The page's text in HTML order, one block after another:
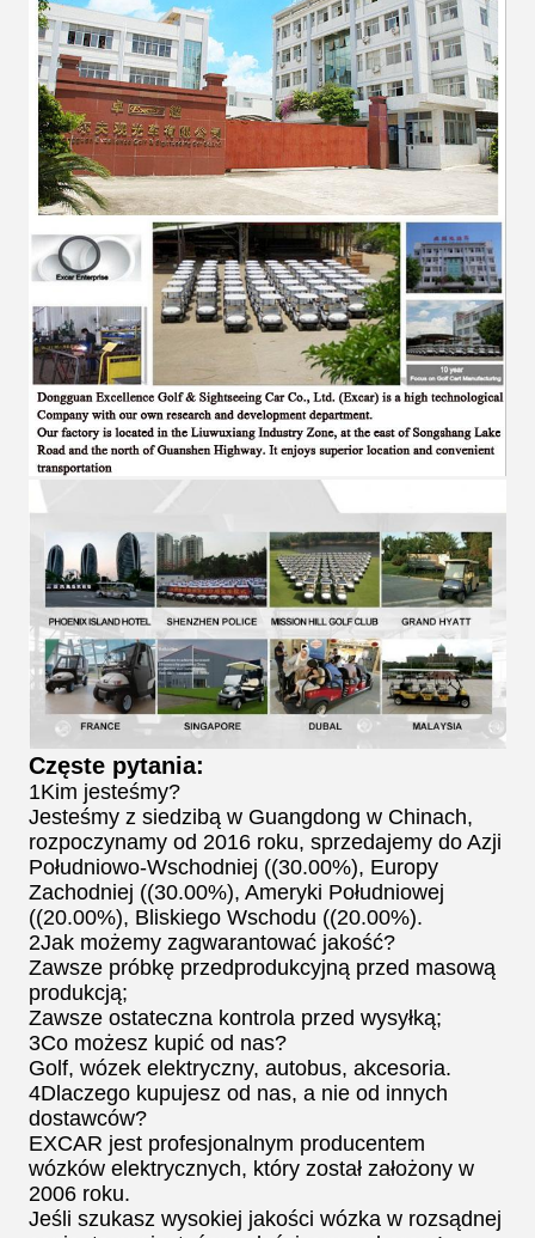
Częste pytania:
1Kim jesteśmy?
Jesteśmy z siedzibą w Guangdong w Chinach,
rozpoczynamy od 2016 roku, sprzedajemy do Azji
Południowo-Wschodniej ((30.00%), Europy
Zachodniej ((30.00%), Ameryki Południowej
((20.00%), Bliskiego Wschodu ((20.00%).
2Jak możemy zagwarantować jakość?
Zawsze próbkę przedprodukcyjną przed masową
produkcją;
Zawsze ostateczna kontrola przed wysyłką;
3Co możesz kupić od nas?
Golf, wózek elektryczny, autobus, akcesoria.
4Dlaczego kupujesz od nas, a nie od innych
dostawców?
EXCAR jest profesjonalnym producentem
wózków elektrycznych, który został założony w
2006 roku.
Jeśli szukasz wysokiej jakości wózka w rozsądnej